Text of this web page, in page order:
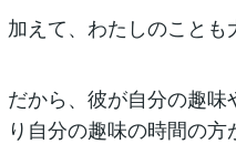
加えて、わたしのことも
だから、彼が自分の趣
り自分の趣味の時間の